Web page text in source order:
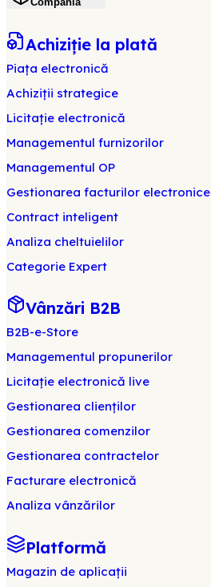
Achiziție la plată
Piața electronică
Achiziții strategice
Licitație electronică
Managementul furnizorilor
Managementul OP
Gestionarea facturilor electronice
Contract inteligent
Analiza cheltuielilor
Categorie Expert
Vânzări B2B
B2B-e-Store
Managementul propunerilor
Licitație electronică live
Gestionarea clienților
Gestionarea comenzilor
Gestionarea contractelor
Facturare electronică
Analiza vânzărilor
Platformă
Magazin de aplicații